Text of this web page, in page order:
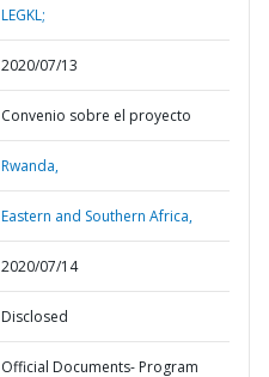
LEGKL;
2020/07/13
Convenio sobre el proyecto
Rwanda,
Eastern and Southern Africa,
2020/07/14
Disclosed
Official Documents- Program